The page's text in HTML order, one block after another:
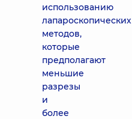
использованию
лапароскопических
методов,
которые
предполагают
меньшие
разрезы
и
более